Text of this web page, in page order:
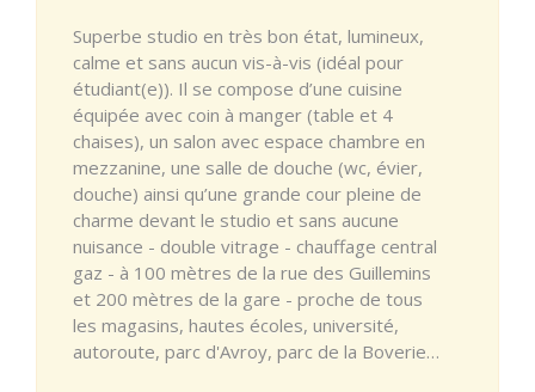
Superbe studio en très bon état, lumineux,
calme et sans aucun vis-à-vis (idéal pour
étudiant(e)). Il se compose d’une cuisine
équipée avec coin à manger (table et 4
chaises), un salon avec espace chambre en
mezzanine, une salle de douche (wc, évier,
douche) ainsi qu’une grande cour pleine de
charme devant le studio et sans aucune
nuisance - double vitrage - chauffage central
gaz - à 100 mètres de la rue des Guillemins
et 200 mètres de la gare - proche de tous
les magasins, hautes écoles, université,
autoroute, parc d'Avroy, parc de la Boverie…